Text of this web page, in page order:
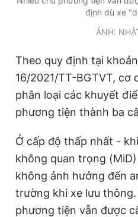
Phó tổng biên tập: Lâm Hiếu
Tổng thư ký tòa soạn: Đức Trung
Giấy phép xuất bản số 110/GP -
© 2003-2026 Bản quyền thuộc
chép dưới mọi hình thức nếu
bản. Phát triển bởi ePi
định dù xe
ẢNH:
Theo quy định tại
16/2021/TT-BGTVT, cơ
phân loại các khuyết
phương tiện thành ba
Ở cấp độ thấp nhất -
không quan trọng
không ảnh hưởng đến
trường khi xe lưu thông.
phương tiện vẫn được